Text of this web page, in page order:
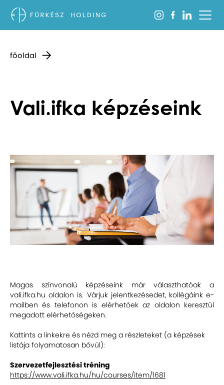
főoldal
Vali.ifka képzéseink
Magas színvonalú képzéseink már választhatóak a
vali.ifka.hu oldalon is. Várjuk jelentkezésedet, kollégáink e-
mailben és telefonon is elérhetőek az oldalon keresztül
megadott elérhetőségeken.
Kattints a linkekre és nézd meg a részleteket (a képzések
listája folyamatosan bővül):
Szervezetfejlesztési tréning
https://www.vali.ifka.hu/hu/courses/item/1681